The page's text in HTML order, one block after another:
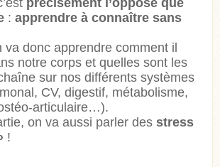
: apprendre à connaître sans
va donc apprendre comment il
notre corps et quelles sont les
sur nos différents systèmes
CV, digestif, métabolisme,
articulaire…).
on va aussi parler des stress
!